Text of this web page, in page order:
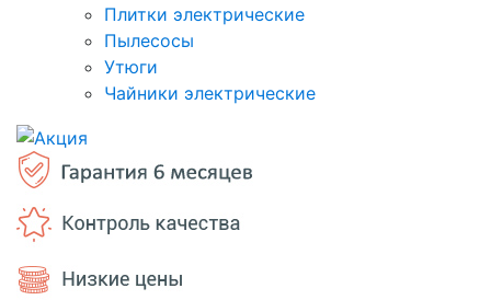
Плитки электрические
Пылесосы
Утюги
Чайники электрические